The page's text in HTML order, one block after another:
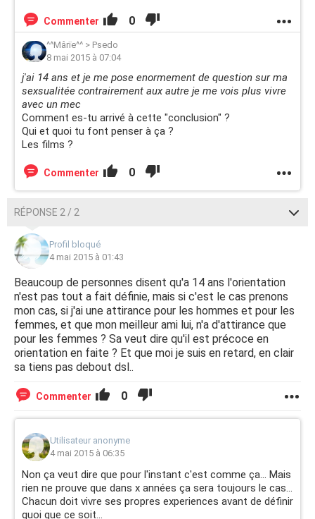
Commenter 0
^^Mârïe^^ > Psedo
8 mai 2015 à 07:04
j'ai 14 ans et je me pose enormement de question sur ma
sexsualitée contrairement aux autre je me vois plus vivre
avec un mec
Comment es-tu arrivé à cette "conclusion" ?
Qui et quoi tu font penser à ça ?
Les films ?
Commenter 0
RÉPONSE 2 / 2
Profil bloqué
4 mai 2015 à 01:43
Beaucoup de personnes disent qu'a 14 ans l'orientation
n'est pas tout a fait définie, mais si c'est le cas prenons
mon cas, si j'ai une attirance pour les hommes et pour les
femmes, et que mon meilleur ami lui, n'a d'attirance que
pour les femmes ? Sa veut dire qu'il est précoce en
orientation en faite ? Et que moi je suis en retard, en clair
sa tiens pas debout dsl..
Commenter 0
Utilisateur anonyme
4 mai 2015 à 06:35
Non ça veut dire que pour l'instant c'est comme ça... Mais
rien ne prouve que dans x années ça sera toujours le cas...
Chacun doit vivre ses propres experiences avant de définir
quoi que ce soit...